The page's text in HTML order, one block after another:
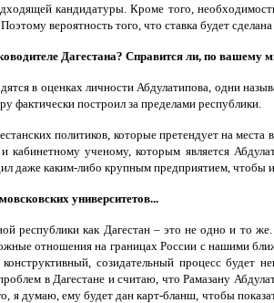
кандидатуры. Кроме того,
вероятность того, что ставка будет
Дагестана? Справится ли, по вашему
в оценках личности Абдулатипова, одни
фактически построил за пределами республики.
политиков, которые претендует на
кабинетному ученому, которым является
даже каким-либо крупным предприятием,
университетов...
республики как Дагестан – это не одно и то
отношения на границах России с нашими
созидательный процесс будет
в Дагестане и считаю, что Рамазану
я думаю, ему будет дан карт-бланш, чтобы